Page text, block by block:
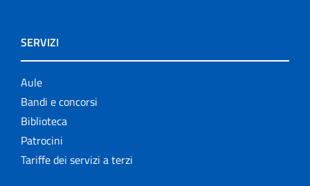
SERVIZI
Aule
Bandi e concorsi
Biblioteca
Patrocini
Tariffe dei servizi a terzi